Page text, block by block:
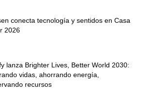
conecta tecnología y sentidos en Casa
2026
lanza Brighter Lives, Better World 2030:
vidas, ahorrando energía,
recursos